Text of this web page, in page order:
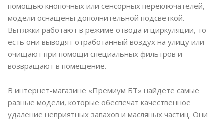
помощью кнопочных или сенсорных переключателей,
модели оснащены дополнительной подсветкой.
Вытяжки работают в режиме отвода и циркуляции, то
есть они выводят отработанный воздух на улицу или
очищают при помощи специальных фильтров и
возвращают в помещение.
В интернет-магазине «Премиум БТ» найдете самые
разные модели, которые обеспечат качественное
удаление неприятных запахов и масляных частиц. Они